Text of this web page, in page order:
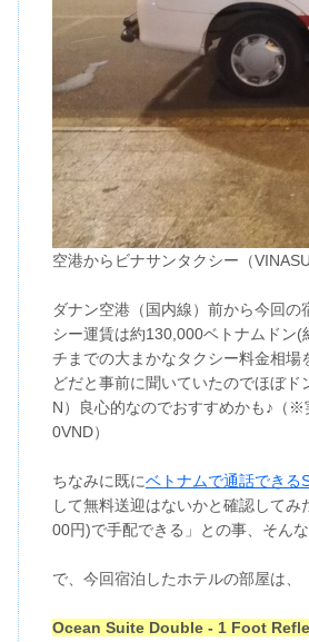
空港からビナサンタクシー（
ダナン空港（国内線）前から今回
シー運賃は約130,000ベトナムドン
チまでの大まかなタクシー料金相
どだと事前に聞いていたのでほぼ
N）良心的なのでおすすめかも♪（
0VND）
ちなみに既にベトナムで通話できる
して無料送迎はないかと確認して
00円)で手配できる」との事、そん
で、今回宿泊したホテルの部屋は、
Ocean Suite Double - 1 Foot